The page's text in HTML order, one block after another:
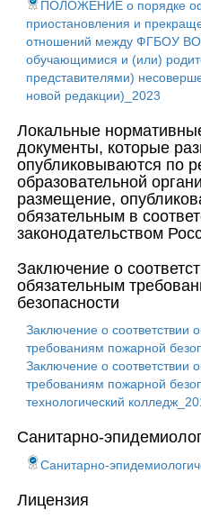
ПОЛОЖЕНИЕ о порядке
приостановления и
отношений между ФГБОУ ВО
обучающимися и (или)
представителями)
новой редакции)_2023
Локальные
документы, которые
опубликовываются по
образовательной
размещение,
обязательным в
законодательством
Заключение о
обязательным
безопасности
Заключение о соответствии
требованиям пожарной
Заключение о соответствии
требованиям пожарной
технологический
Санитарно-
Санитарно-
Лицензия